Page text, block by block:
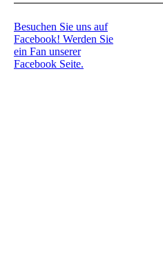
Besuchen Sie uns auf
Facebook! Werden Sie
ein Fan unserer
Facebook Seite.